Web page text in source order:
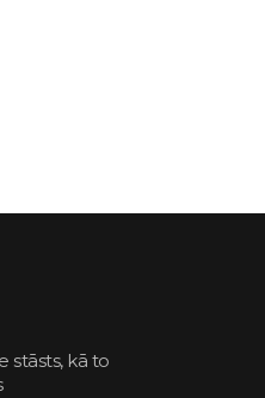
stāsts, kā to